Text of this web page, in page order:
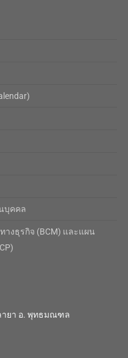
บุคคล
างธุรกิจ (BCM) และแผน
ายา อ. พุทธมณฑล